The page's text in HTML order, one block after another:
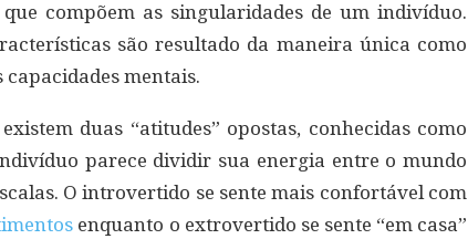
compõem as singularidades de um indivíduo.
são resultado da maneira única como
mentais.
duas “atitudes” opostas, conhecidas como
parece dividir sua energia entre o mundo
O introvertido se sente mais confortável com
enquanto o extrovertido se sente “em casa”